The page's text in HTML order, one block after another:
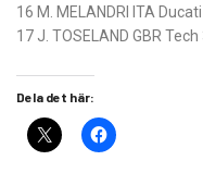
16 M. MELANDRI ITA
17 J. TOSELAND GBR
Dela det här: